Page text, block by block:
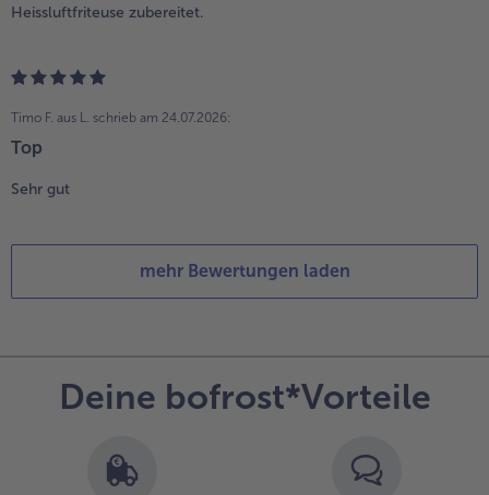
Heissluftfriteuse zubereitet.
Timo F. aus L. schrieb am 24.07.2026:
Top
Sehr gut
mehr Bewertungen laden
Deine bofrost*Vorteile